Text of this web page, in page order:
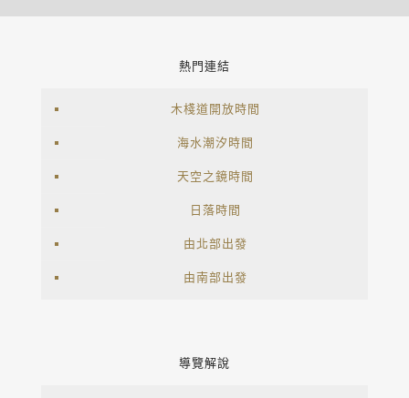
熱門連結
木棧道開放時間
海水潮汐時間
天空之鏡時間
日落時間
由北部出發
由南部出發
導覽解說